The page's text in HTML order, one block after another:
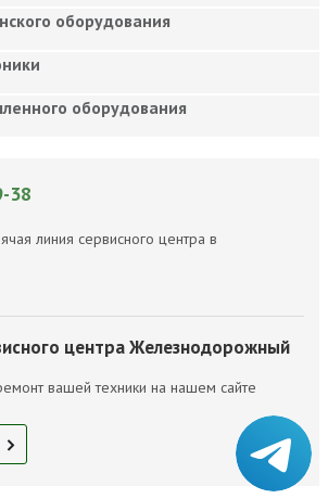
оборудования
оборудования
38
линия сервисного центра в
центра Железнодорожный
вашей техники на нашем сайте